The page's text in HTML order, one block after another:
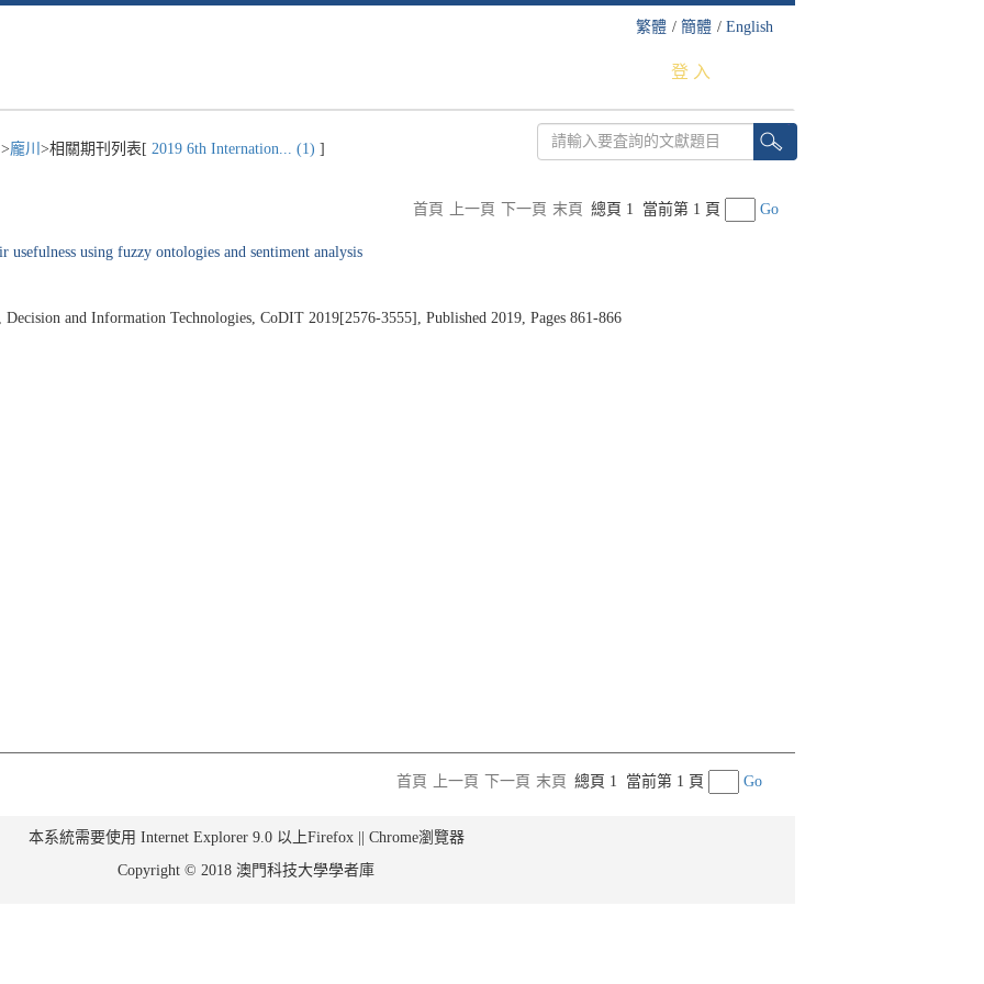
繁體 / 簡體 / English
登 入
>龐川 >相關期刊列表[ 2019 6th Internation... (1) ]
首頁 上一頁 下一頁 末頁 總頁 1 當前第 1 頁 Go
using fuzzy ontologies and sentiment analysis
and Information Technologies, CoDIT 2019[2576-3555], Published 2019, Pages 861-866
首頁
上一頁 下一頁 末頁 總頁 1 當前第 1 頁 Go
本系統需要使用 Internet Explorer 9.0 以上Firefox || Chrome瀏覽器
Copyright © 2018 澳門科技大學學者庫